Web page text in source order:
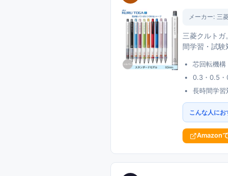
メーカー: 三
三菱クルト
間学習・試験
芯回転機構
0.3・0.5・
長時間学習
こんな人にお
Amazon